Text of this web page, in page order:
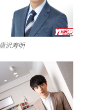
唐沢寿明